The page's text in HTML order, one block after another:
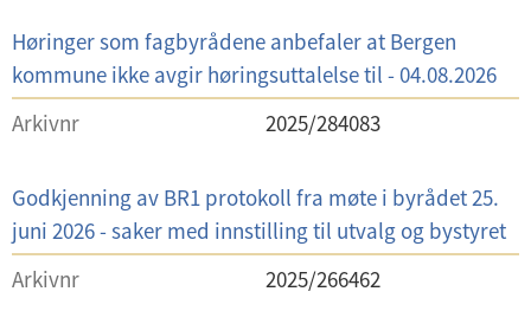
s
a
k
e
a
l
g
å
r
0
3
3
8
t
r
e
f
i
t
t
l
S
a
k
s
i
t
t
Høringer som fagbyrådene anbefaler at Bergen
kommune ikke avgir høringsuttalelse til - 04.08.2026
Arkivnr
2025/284083
S
a
k
s
Godkjenning av BR1 protokoll fra møte i byrådet 25.
juni 2026 - saker med innstilling til utvalg og bystyret
Arkivnr
2025/266462